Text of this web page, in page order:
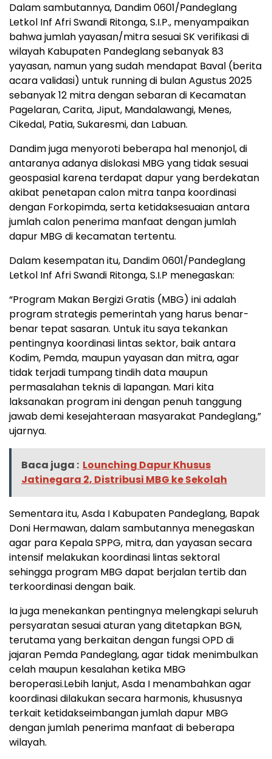
Dalam sambutannya, Dandim 0601/Pandeglang
Letkol Inf Afri Swandi Ritonga, S.I.P., menyampaikan
bahwa jumlah yayasan/mitra sesuai SK verifikasi di
wilayah Kabupaten Pandeglang sebanyak 83
yayasan, namun yang sudah mendapat Baval (berita
acara validasi) untuk running di bulan Agustus 2025
sebanyak 12 mitra dengan sebaran di Kecamatan
Pagelaran, Carita, Jiput, Mandalawangi, Menes,
Cikedal, Patia, Sukaresmi, dan Labuan.
Dandim juga menyoroti beberapa hal menonjol, di
antaranya adanya dislokasi MBG yang tidak sesuai
geospasial karena terdapat dapur yang berdekatan
akibat penetapan calon mitra tanpa koordinasi
dengan Forkopimda, serta ketidaksesuaian antara
jumlah calon penerima manfaat dengan jumlah
dapur MBG di kecamatan tertentu.
Dalam kesempatan itu, Dandim 0601/Pandeglang
Letkol Inf Afri Swandi Ritonga, S.I.P menegaskan:
“Program Makan Bergizi Gratis (MBG) ini adalah
program strategis pemerintah yang harus benar-
benar tepat sasaran. Untuk itu saya tekankan
pentingnya koordinasi lintas sektor, baik antara
Kodim, Pemda, maupun yayasan dan mitra, agar
tidak terjadi tumpang tindih data maupun
permasalahan teknis di lapangan. Mari kita
laksanakan program ini dengan penuh tanggung
jawab demi kesejahteraan masyarakat Pandeglang,”
ujarnya.
Baca juga : Lounching Dapur Khusus
Jatinegara 2, Distribusi MBG ke Sekolah
Sementara itu, Asda I Kabupaten Pandeglang, Bapak
Doni Hermawan, dalam sambutannya menegaskan
agar para Kepala SPPG, mitra, dan yayasan secara
intensif melakukan koordinasi lintas sektoral
sehingga program MBG dapat berjalan tertib dan
terkoordinasi dengan baik.
Ia juga menekankan pentingnya melengkapi seluruh
persyaratan sesuai aturan yang ditetapkan BGN,
terutama yang berkaitan dengan fungsi OPD di
jajaran Pemda Pandeglang, agar tidak menimbulkan
celah maupun kesalahan ketika MBG
beroperasi.Lebih lanjut, Asda I menambahkan agar
koordinasi dilakukan secara harmonis, khususnya
terkait ketidakseimbangan jumlah dapur MBG
dengan jumlah penerima manfaat di beberapa
wilayah.